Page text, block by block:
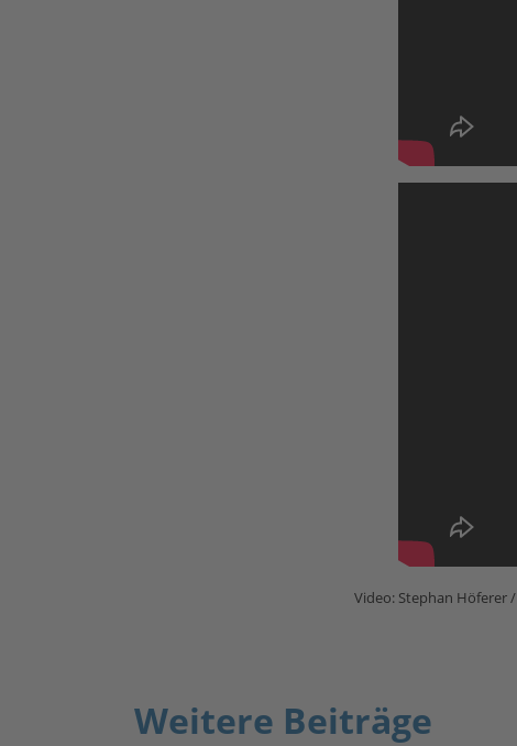
Video: Stephan Höferer /
Weitere Beiträge